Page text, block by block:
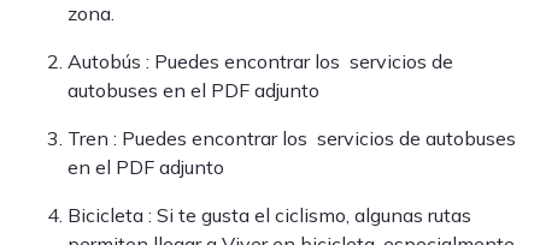
zona.
Autobús : Puedes encontrar los servicios de
autobuses en el PDF adjunto
Tren : Puedes encontrar los servicios de autobuses
en el PDF adjunto
Bicicleta : Si te gusta el ciclismo, algunas rutas